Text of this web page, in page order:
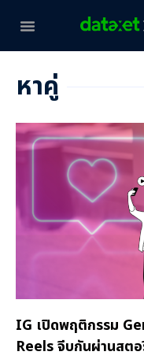
หาคู่
IG เปิดพฤติกรรม
Reels จีบกันผ่านสต